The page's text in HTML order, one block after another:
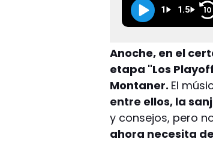
1 1.5 10
Anoche, en el
etapa "Los
Montaner. El
entre ellos, la
y consejos, pero
ahora necesita